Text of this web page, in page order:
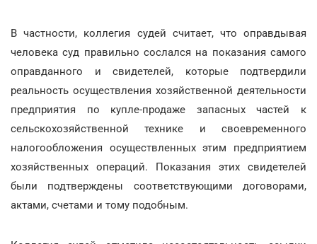
В частности, коллегия судей считает, что оправдывая
человека суд правильно сослался на показания самого
оправданного и свидетелей, которые подтвердили
реальность осуществления хозяйственной деятельности
предприятия по купле-продаже запасных частей к
сельскохозяйственной технике и своевременного
налогообложения осуществленных этим предприятием
хозяйственных операций. Показания этих свидетелей
были подтверждены соответствующими договорами,
актами, счетами и тому подобным.